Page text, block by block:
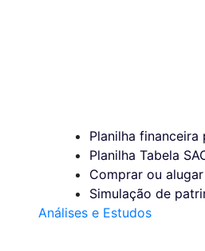
Planilha financeira
Planilha Tabela
Comprar ou
Simulação de
Análises e Estudos